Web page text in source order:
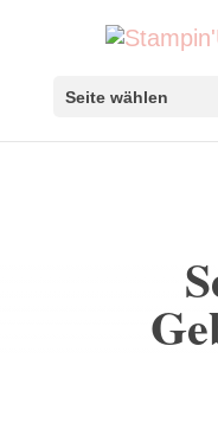
Seite wählen